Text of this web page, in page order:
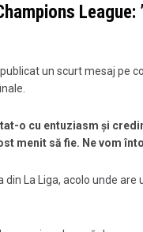
League:
un scurt mesaj pe
o ​​cu entuziasm și
menit să fie. Ne vom
La Liga, acolo unde